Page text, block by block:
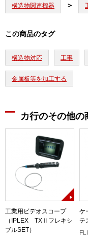
構造物関連機器
この商品のタグ
構造物対応 工事
金属板等を加工する
カ行のその他の
工業用ビデオスコープ
（IPLEX TXⅡフレキシ
ブルSET）
ケ
テ